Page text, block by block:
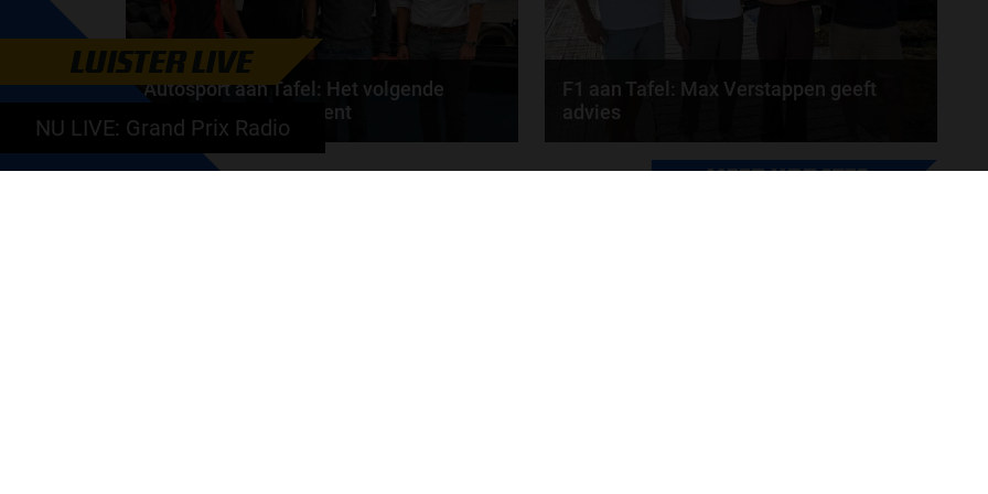
Autosport aan Tafel: Het volgende
Nederlandse racetalent
Hoe klim je naar te top in de racewereld? Wat is er
F1 aan Tafel: Max Verstappen geeft
advies
Max Verstappen adviseert Red Bull. Gaat George
MEER UPDATES
LUISTER LIVE
NU LIVE: Grand Prix Radio